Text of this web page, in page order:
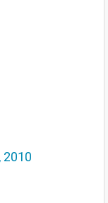
2010